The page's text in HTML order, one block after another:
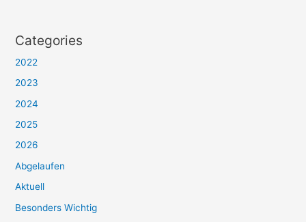
Categories
2022
2023
2024
2025
2026
Abgelaufen
Aktuell
Besonders Wichtig